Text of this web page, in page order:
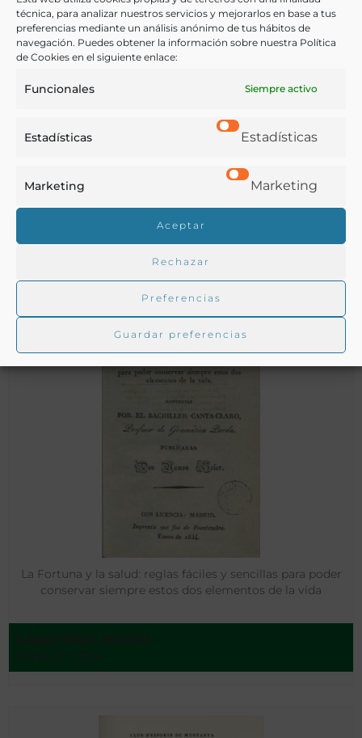
técnica, para analizar nuestros servicios y mejorarlos en base a tus
preferencias mediante un análisis anónimo de tus hábitos de
navegación. Puedes obtener la información sobre nuestra Política
de Cookies en el siguiente enlace:
Funcionales Siempre activo
Estadísticas Estadísticas
Marketing Marketing
Aceptar
Rechazar
Preferencias
Guardar preferencias
Neira Cancela, Juan
La Fortuna y la salud: reglas fáciles y sencillas para poder
conservar siempre estos dos elementos de la vida